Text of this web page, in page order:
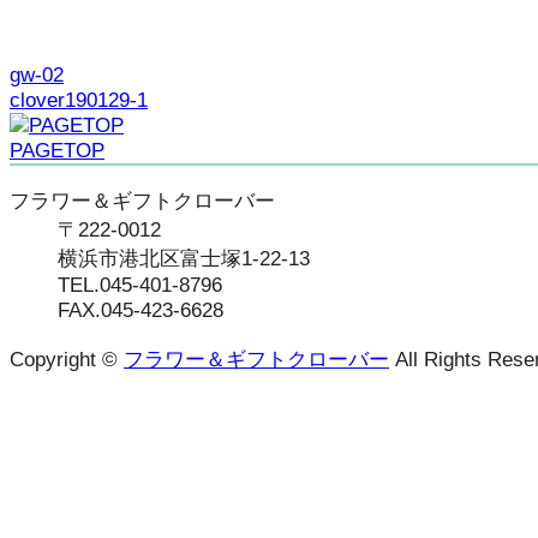
gw-02
clover190129-1
PAGETOP
フラワー＆ギフトクローバー
〒222-0012
横浜市港北区富士塚1-22-13
TEL.045-401-8796
FAX.045-423-6628
Copyright © フラワー＆ギフトクローバー All Rights